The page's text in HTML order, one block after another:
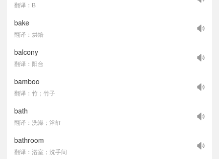
翻译：B
bake
翻译：烘焙
balcony
翻译：阳台
bamboo
翻译：竹；竹子
bath
翻译：洗澡；浴缸
bathroom
翻译：浴室；洗手间